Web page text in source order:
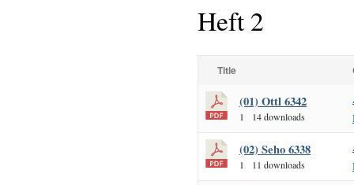
Heft 2
Title
(01) Ottl 6342
1 14 downloads
(02) Seho 6338
1 11 downloads